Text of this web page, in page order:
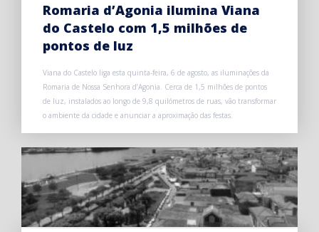
Romaria d’Agonia ilumina Viana
do Castelo com 1,5 milhões de
pontos de luz
Viana do Castelo liga esta quinta-feira, 6 de agosto, as iluminações da
Romaria de Nossa Senhora d’Agonia. Cerca de 1,5 milhões de pontos
de luz, instalados ao longo de 9,8 quilómetros de ruas, vão transformar
o ambiente da cidade e anunciar a aproximação das festas.